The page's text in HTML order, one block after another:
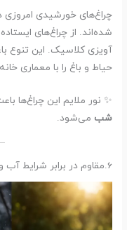
چراغ‌های خورشیدی امروزی
شده‌اند. از چراغ‌های
آویزی کلاسیک. این تنوع
حیاط و باغ را با معماری
✨ نور ملایم این چراغ‌ها
شب می‌شود.
6.مقاوم در برابر شرایط آب و هوایی